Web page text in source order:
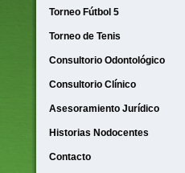
Torneo Fútbol 5
Torneo de Tenis
Consultorio Odontológico
Consultorio Clínico
Asesoramiento Jurídico
Historias Nodocentes
Contacto